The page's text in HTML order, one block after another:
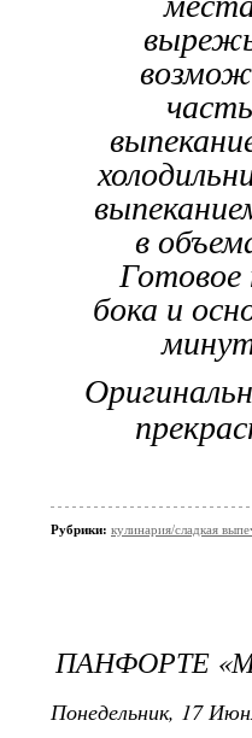
Рубрики: кулинария/сладкая
ПАНФОРТЕ
Понедельник, 17